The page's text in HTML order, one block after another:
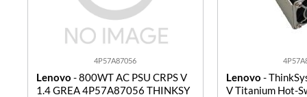
4P57A87056
Lenovo - 800WT AC PSU CRPS V
1.4 GREA 4P57A87056 THINKSY
Lenovo -
V Titanium Hot-